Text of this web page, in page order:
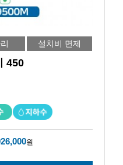
설치비 면제
450
원